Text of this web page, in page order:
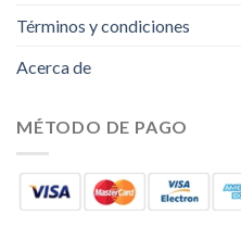
Términos y condiciones
Acerca de
MÉTODO DE PAGO